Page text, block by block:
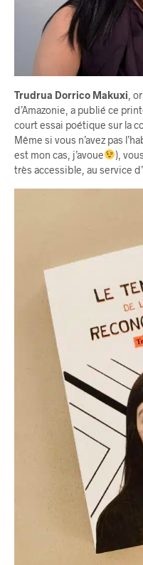
Trudrua Dorrico Makuxi ,
d’Amazonie, a publié ce
court essai poétique sur la
Même si vous n’avez pas
est mon cas, j’avoue
),
très accessible, au service